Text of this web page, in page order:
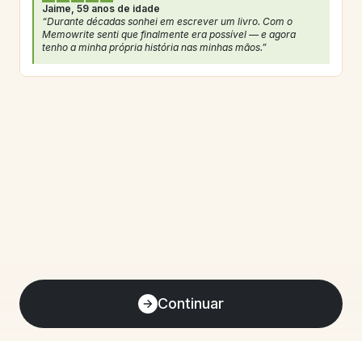
Jaime, 59 anos de idade
“Durante décadas sonhei em escrever um livro. Com o
Memowrite senti que finalmente era possível — e agora
tenho a minha própria história nas minhas mãos.”
Continuar